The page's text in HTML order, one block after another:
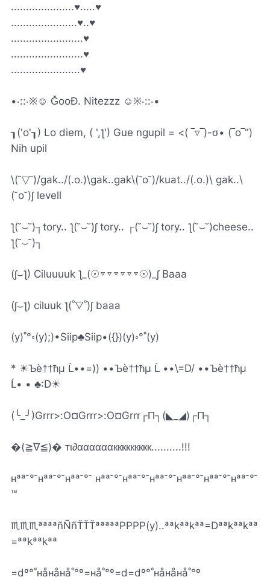
.....................♥.....♥
......................♥..♥
........................♥
........................♥
.......................♥
•‧::‧※☺ ĞooĐ. Nitezzz ☺※‧::‧•
┒('o'┒) Lo diem, ( ',ƪ') Gue ngupil = <( ‾▿‾)-σ• (‾o‾")
Nih upil
\(˘▽˘)/gak../(.o.)\gak..gak\(˘o˘)/kuat../(.o.)\ gak..\
(˘o˘)ʃ levell
ƪ(˘⌣˘)┐tory.. ƪ(˘⌣˘)ʃ tory.. ┌(˘⌣˘)ʃ tory.. ƪ(˘⌣˘)cheese..
ƪ(˘⌣˘)┐
(ʃ⌣ƪ) Ciluuuuk ƪ_(☉▿▿▿▿▿▿☉)_ʃ Baaa
(ʃ⌣ƪ) ciluuk ƪ(˚▽˚)ʃ baaa
(y)˚°◦(y);)•Siip♣Siip•({})(y)◦°˚(y)
* ☀Ъè††ћµ Ĺ••=)) ••Ъè††ћµ Ĺ ••\=D/ ••Ъè††ћµ
Ĺ• • ♣:D☀
(╰_╯)‎​‎​Grrr>:O¤Grrr>:O¤Grrr┌П┐(◣_◢)┌П┐
�(≧∇≦)� тι∂ααααααккккккккк..........!!!
нªª˘°˘нªª˘°˘нªª˘°˘ нªª˘°˘нªª˘°˘нªª˘°˘нªª˘°˘нªª˘°˘нªª˘°˘
™
♏♏♏ªªªªñÑñŤŤŤªªªªªPPPP(y)..ªªkªªkªª=Dªªkªªkªª
=ªªkªªkªª
=dº°˚нåнåнå˚°º=нå˚°º=d=dº°˚нåнåнå˚°º